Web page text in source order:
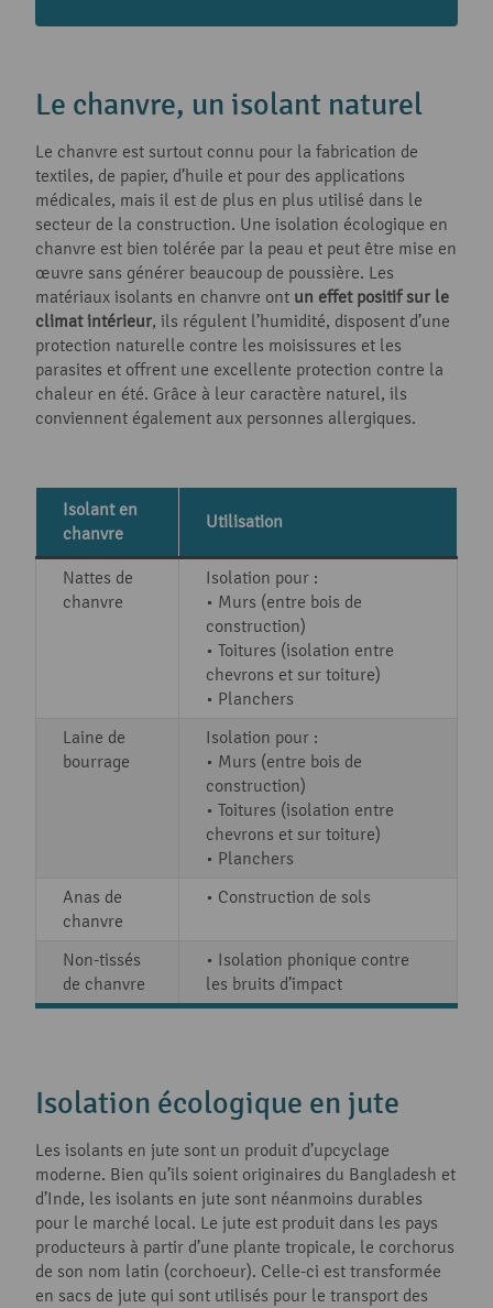
Le chanvre, un isolant naturel
Le chanvre est surtout connu pour la fabrication de
textiles, de papier, d’huile et pour des applications
médicales, mais il est de plus en plus utilisé dans le
secteur de la construction. Une isolation écologique en
chanvre est bien tolérée par la peau et peut être mise en
œuvre sans générer beaucoup de poussière. Les
matériaux isolants en chanvre ont un effet positif sur le
climat intérieur, ils régulent l’humidité, disposent d’une
protection naturelle contre les moisissures et les
parasites et offrent une excellente protection contre la
chaleur en été. Grâce à leur caractère naturel, ils
conviennent également aux personnes allergiques.
Isolant en
chanvre
Utilisation
Nattes de
chanvre
Isolation pour :
• Murs (entre bois de
construction)
• Toitures (isolation entre
chevrons et sur toiture)
• Planchers
Laine de
bourrage
Isolation pour :
• Murs (entre bois de
construction)
• Toitures (isolation entre
chevrons et sur toiture)
• Planchers
Anas de
chanvre
• Construction de sols
Non-tissés
de chanvre
• Isolation phonique contre
les bruits d’impact
Isolation écologique en jute
Les isolants en jute sont un produit d’upcyclage
moderne. Bien qu’ils soient originaires du Bangladesh et
d’Inde, les isolants en jute sont néanmoins durables
pour le marché local. Le jute est produit dans les pays
producteurs à partir d’une plante tropicale, le corchorus
de son nom latin (corchoeur). Celle-ci est transformée
en sacs de jute qui sont utilisés pour le transport des